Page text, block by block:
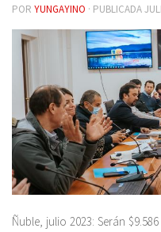
POR YUNGAYINO · PUBLICADA
Ñuble, julio 2023: Serán